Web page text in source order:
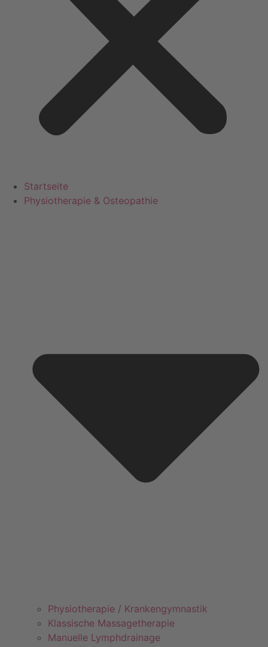
Startseite
Physiotherapie & Osteopathie
Physiotherapie / Krankengymnastik
Klassische Massagetherapie
Manuelle Lymphdrainage